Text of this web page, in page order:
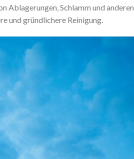
Ablagerungen, Schlamm und anderen
und gründlichere Reinigung.